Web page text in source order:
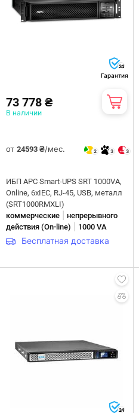
24
Гарантия
73 778 ₴
В наличии
от 24593 ₴/мес. 2 3 3
ИБП APC Smart-UPS SRT 1000VA,
Online, 6хIEC, RJ-45, USB, металл
(SRT1000RMXLI)
коммерческие
непрерывного
действия (On-line)
1000 VA
Бесплатная доставка
24